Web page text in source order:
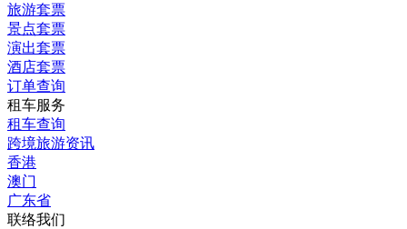
旅游套票
景点套票
演出套票
酒店套票
订单查询
租车服务
租车查询
跨境旅游资讯
香港
澳门
广东省
联络我们